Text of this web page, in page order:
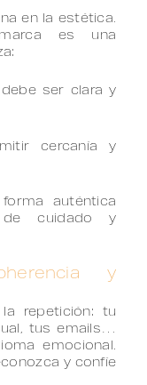
en la estética.
es una
ser clara y
cercanía y
auténtica
de cuidado y
y
repetición: tu
tus emails…
emocional.
y confíe